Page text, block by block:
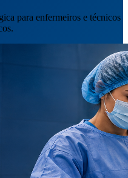
para enfermeiros e técnicos